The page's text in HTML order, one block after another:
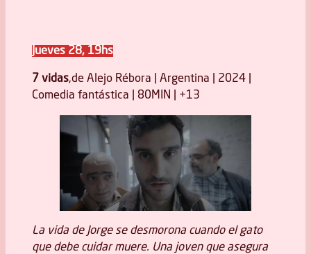
Jueves 28, 19hs
7 vidas,de Alejo Rébora | Argentina | 2024 |
Comedia fantástica | 80MIN | +13
La vida de Jorge se desmorona cuando el gato
que debe cuidar muere. Una joven que asegura